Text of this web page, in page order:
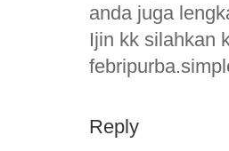
anda juga
Ijin kk silahkan
Reply